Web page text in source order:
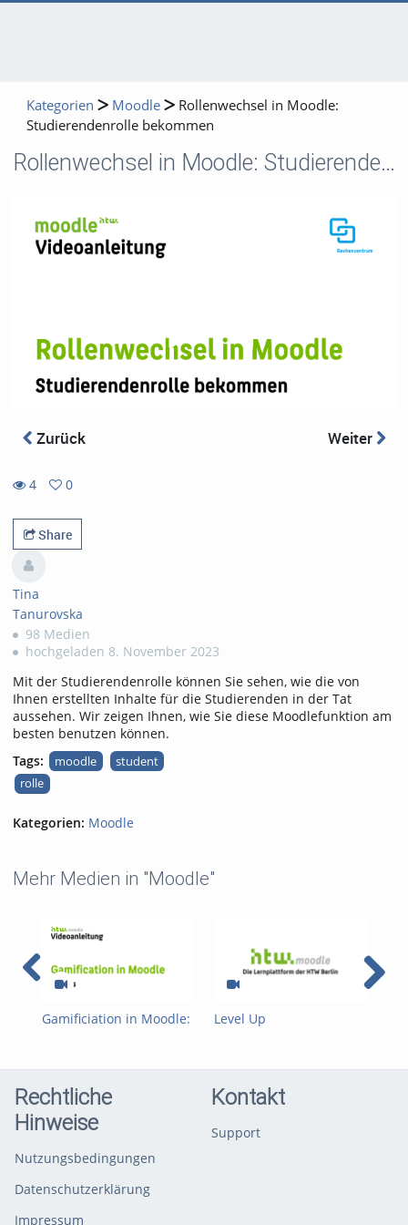
Kategorien Moodle
Rollenwechsel in Moodle:
Studierendenrolle bekommen
Rollenwechsel in Moodle: Studierendenrolle bekommen
Zurück Weiter
4
views
0
favorites
Share
Tina
Tanurovska
98 Medien
hochgeladen 8. November 2023
Mit der Studierendenrolle können Sie sehen, wie die von
Ihnen erstellten Inhalte für die Studierenden in der Tat
aussehen. Wir zeigen Ihnen, wie Sie diese Moodlefunktion am
besten benutzen können.
Tags:
moodle
student
rolle
Kategorien: Moodle
Mehr Medien in "Moodle"
Gamificiation in Moodle:
Level Up
Rechtliche
Hinweise
Nutzungsbedingungen
Datenschutzerklärung
Impressum
Kontakt
Support